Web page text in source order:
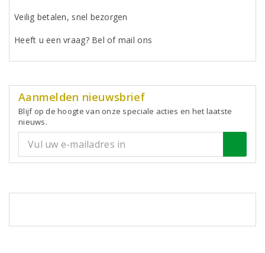
Veilig betalen, snel bezorgen
Heeft u een vraag? Bel of mail ons
Aanmelden nieuwsbrief
Blijf op de hoogte van onze speciale acties en het laatste
nieuws.